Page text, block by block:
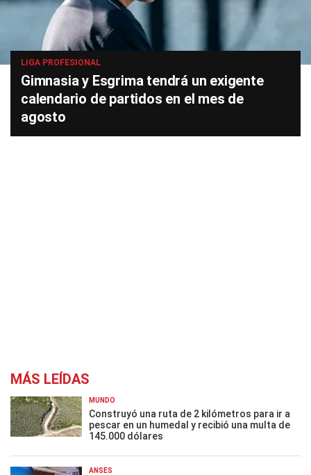
LIGA PROFESIONAL
Gimnasia y Esgrima tendrá un exigente
calendario de partidos en el mes de
agosto
MÁS LEÍDAS
MUNDO
Construyó una ruta de 2 kilómetros para ir a
pescar en un humedal y recibió una multa de
145.000 dólares
ANSES